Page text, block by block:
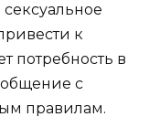
к
потребность в
общение с
правилам.